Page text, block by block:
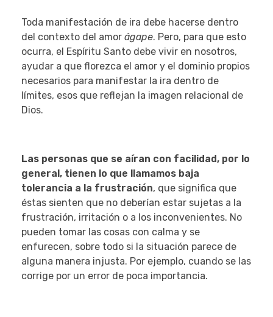
Toda manifestación de ira debe hacerse dentro
del contexto del amor ágape. Pero, para que esto
ocurra, el Espíritu Santo debe vivir en nosotros,
ayudar a que florezca el amor y el dominio propios
necesarios para manifestar la ira dentro de
límites, esos que reflejan la imagen relacional de
Dios.
Las personas que se aíran con facilidad, por lo
general, tienen lo que llamamos baja
tolerancia a la frustración, que significa que
éstas sienten que no deberían estar sujetas a la
frustración, irritación o a los inconvenientes. No
pueden tomar las cosas con calma y se
enfurecen, sobre todo si la situación parece de
alguna manera injusta. Por ejemplo, cuando se las
corrige por un error de poca importancia.